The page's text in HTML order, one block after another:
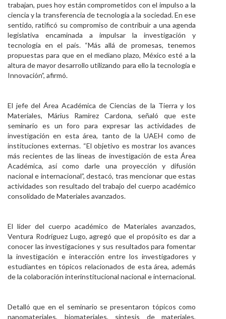
trabajan, pues hoy están comprometidos con el impulso a la
ciencia y la transferencia de tecnología a la sociedad. En ese
sentido, ratificó su compromiso de contribuir a una agenda
legislativa encaminada a impulsar la investigación y
tecnología en el país. “Más allá de promesas, tenemos
propuestas para que en el mediano plazo, México esté a la
altura de mayor desarrollo utilizando para ello la tecnología e
Innovación”, afirmó.
El jefe del Área Académica de Ciencias de la Tierra y los
Materiales, Márius Ramírez Cardona, señaló que este
seminario es un foro para expresar las actividades de
investigación en esta área, tanto de la UAEH como de
instituciones externas. “El objetivo es mostrar los avances
más recientes de las líneas de investigación de esta Área
Académica, así como darle una proyección y difusión
nacional e internacional”, destacó, tras mencionar que estas
actividades son resultado del trabajo del cuerpo académico
consolidado de Materiales avanzados.
El líder del cuerpo académico de Materiales avanzados,
Ventura Rodríguez Lugo, agregó que el propósito es dar a
conocer las investigaciones y sus resultados para fomentar
la investigación e interacción entre los investigadores y
estudiantes en tópicos relacionados de esta área, además
de la colaboración interinstitucional nacional e internacional.
Detalló que en el seminario se presentaron tópicos como
nanomateriales, biomateriales, síntesis de materiales,